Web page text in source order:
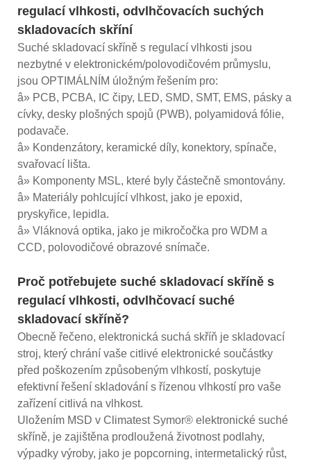
regulací vlhkosti, odvlhčovacích suchých
skladovacích skříní
Suché skladovací skříně s regulací vlhkosti jsou
nezbytné v elektronickém/polovodičovém průmyslu,
jsou OPTIMÁLNÍM úložným řešením pro:
â» PCB, PCBA, IC čipy, LED, SMD, SMT, EMS, pásky a
cívky, desky plošných spojů (PWB), polyamidová fólie,
podavače.
â» Kondenzátory, keramické díly, konektory, spínače,
svařovací lišta.
â» Komponenty MSL, které byly částečně smontovány.
â» Materiály pohlcující vlhkost, jako je epoxid,
pryskyřice, lepidla.
â» Vláknová optika, jako je mikročočka pro WDM a
CCD, polovodičové obrazové snímače.
Proč potřebujete suché skladovací skříně s
regulací vlhkosti, odvlhčovací suché
skladovací skříně?
Obecně řečeno, elektronická suchá skříň je skladovací
stroj, který chrání vaše citlivé elektronické součástky
před poškozením způsobeným vlhkostí, poskytuje
efektivní řešení skladování s řízenou vlhkostí pro vaše
zařízení citlivá na vlhkost.
Uložením MSD v Climatest Symor® elektronické suché
skříně, je zajištěna prodloužená životnost podlahy,
výpadky výroby, jako je popcorning, intermetalický růst,